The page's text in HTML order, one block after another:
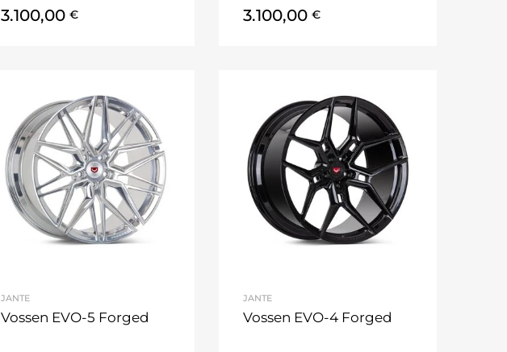
3.100,00 €
3.100,00 €
JANTE
Vossen EVO-5 Forged
JANTE
Vossen EVO-4 Forged